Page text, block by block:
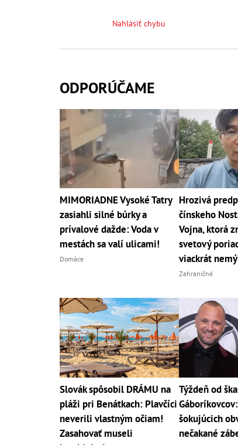
Nahlásiť chybu
ODPORÚČAME
MIMORIADNE Vysoké Tatry
zasiahli silné búrky a
prívalové dažde: Voda v
mestách sa valí ulicami!
Domáce
Hrozivá
čínskeho
Vojna, ktorá
svetový
viackrát
Zahraničné
Slovák spôsobil DRÁMU na
pláži pri Benátkach: Plavčíci
neverili vlastným očiam!
Zasahovať museli
Týždeň od
šokujúcich
nečakané